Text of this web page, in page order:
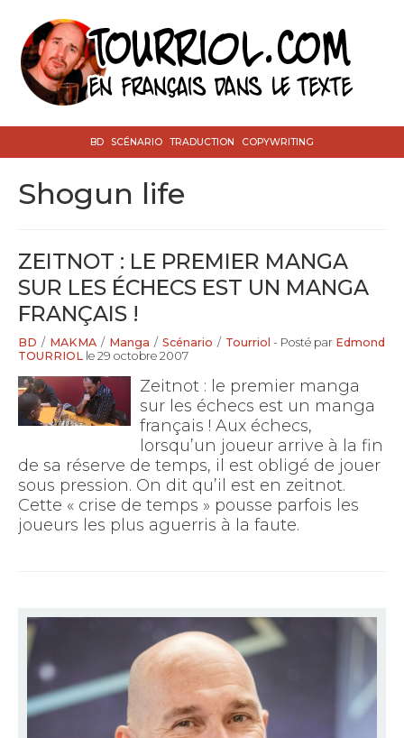
BD SCÉNARIO TRADUCTION COPYWRITING
shogun life
ZEITNOT : LE PREMIER MANGA
SUR LES ÉCHECS EST UN MANGA
FRANÇAIS !
BD / MAKMA / Manga / Scénario / Tourriol - Posté par Edmond
TOURRIOL le 29 octobre 2007
Zeitnot : le premier manga
sur les échecs est un manga
français ! Aux échecs,
lorsqu’un joueur arrive à la fin
de sa réserve de temps, il est obligé de jouer
sous pression. On dit qu’il est en zeitnot.
Cette « crise de temps » pousse parfois les
joueurs les plus aguerris à la faute.